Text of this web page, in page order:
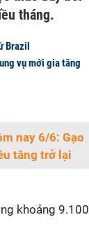
tháng.
Brazil
vụ mới gia tăng
nay 6/6: Gạo
tăng trở lại
khoảng 9.100